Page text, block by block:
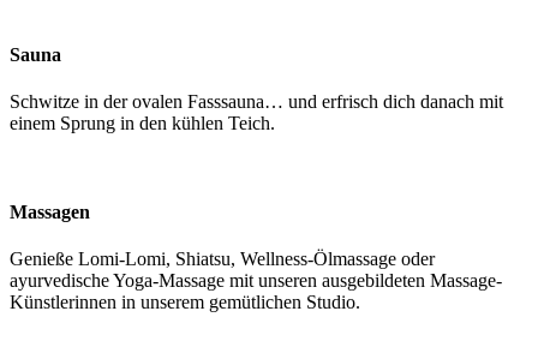
Sauna
Schwitze in der ovalen Fasssauna… und erfrisch dich danach mit
einem Sprung in den kühlen Teich.
Massagen
Genieße Lomi-Lomi, Shiatsu, Wellness-Ölmassage oder
ayurvedische Yoga-Massage mit unseren ausgebildeten Massage-
Künstlerinnen in unserem gemütlichen Studio.